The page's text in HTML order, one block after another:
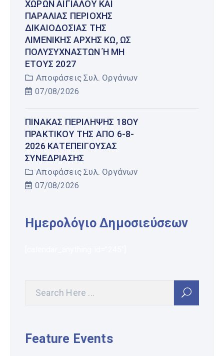
ΧΏΡΩΝ ΑΙΓΙΑΛΟΎ ΚΑΙ
ΠΑΡΑΛΊΑΣ ΠΕΡΙΟΧΉΣ
ΔΙΚΑΙΟΔΟΣΊΑΣ ΤΗΣ
ΛΙΜΕΝΙΚΉΣ ΑΡΧΉΣ ΚΩ, ΩΣ
ΠΟΛΥΣΎΧΝΑΣΤΩΝ Ή ΜΗ Έ
ΤΟΥΣ 2027
Αποφάσεις Συλ. Οργάνων
07/08/2026
ΠΊΝΑΚΑΣ ΠΕΡΊΛΗΨΗΣ 18ΟΥ
ΠΡΑΚΤΙΚΟΎ ΤΗΣ ΑΠΌ 6-8-
2026 ΚΑΤΕΠΕΊΓΟΥΣΑΣ
ΣΥΝΕΔΡΊΑΣΗΣ
Αποφάσεις Συλ. Οργάνων
07/08/2026
Ημερολόγιο Δημοσιεύσεων
Feature Events